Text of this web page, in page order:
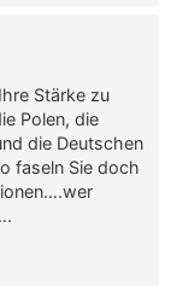
Stärke zu
Polen, die
die Deutschen
faseln Sie doch